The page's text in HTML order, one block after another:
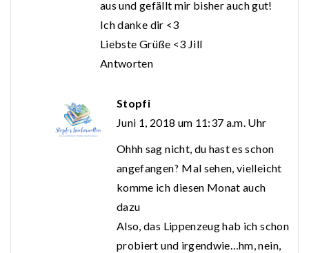
aus und gefällt mir bisher auch gut!
Ich danke dir <3
Liebste Grüße <3 Jill
Antworten
Stopfi
Juni 1, 2018 um 11:37 a.m. Uhr
Ohhh sag nicht, du hast es schon
angefangen? Mal sehen, vielleicht
komme ich diesen Monat auch
dazu
Also, das Lippenzeug hab ich schon
probiert und irgendwie…hm, nein,